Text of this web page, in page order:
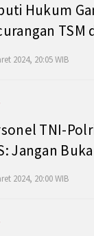
Hukum
2024, 20:05 WIB
TNI-
Jangan
2024, 20:00 WIB